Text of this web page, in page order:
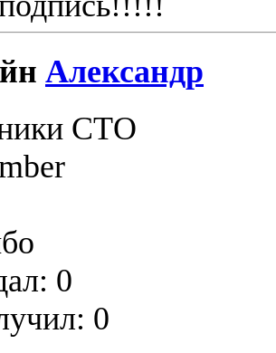
Александр
СТО
0
0